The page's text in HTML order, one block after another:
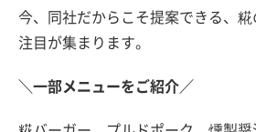
今、同社だからこそ提案できる、糀
注目が集まります。
＼一部メニューをご紹介／